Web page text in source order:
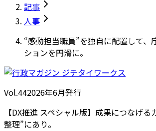
記事
人事
“感動担当職員”を独自に配置して、
ションを円滑に。
Vol.442026年6月発行
【DX推進 スペシャル版】成果につなげ
整理”にあり。